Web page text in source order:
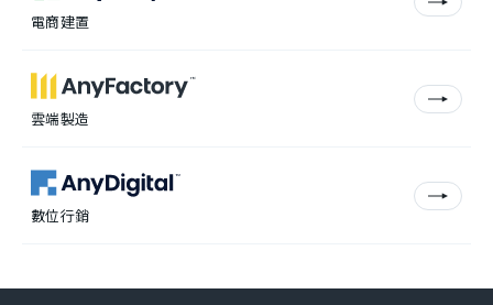
電商建置
雲端製造
數位行銷